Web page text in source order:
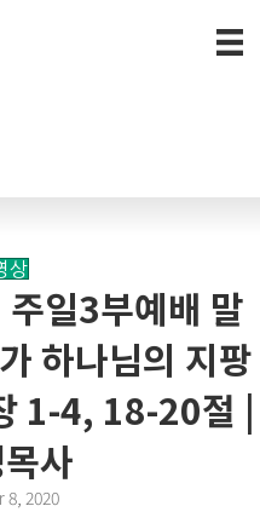
상
일3부예배 말
하나님의 지팡
1-4, 18-20절 |
사
2020